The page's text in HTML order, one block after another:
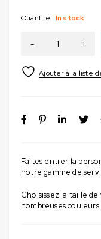
Faites entrer la
notre gamme de
Choisissez la taille
nombreuses
Quantité In stock